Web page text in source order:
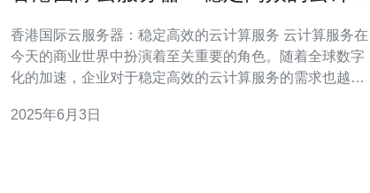
香港国际云服务器：稳定高效的云计算服务 云计算服务在
今天的商业世界中扮演着至关重要的角色。随着全球数字
化的加速，企业对于稳定高效的云计算服务的需求也越来
关注，成为企业首选的云计算服务提供商之一。 香港国际
2025年6月3日